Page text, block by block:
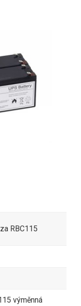
RBC115
výměnná